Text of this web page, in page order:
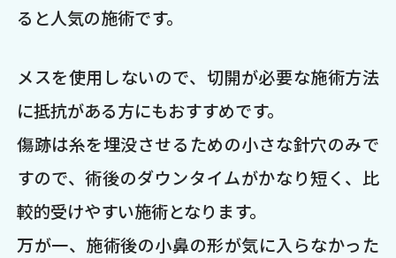
ると人気の施術です。
メスを使用しないので、切開が必要な施術方法
に抵抗がある方にもおすすめです。
傷跡は糸を埋没させるための小さな針穴のみで
すので、術後のダウンタイムがかなり短く、比
較的受けやすい施術となります。
万が一、施術後の小鼻の形が気に入らなかった